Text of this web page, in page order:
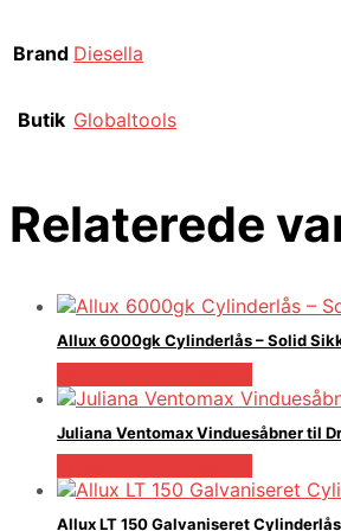
Brand Diesella
Butik Globaltools
Relaterede
Allux 6000gk Cylinderlås – Solid
Juliana Ventomax Vinduesåbner til
Allux LT 150 Galvaniseret